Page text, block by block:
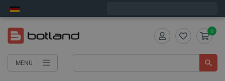
MENU
0